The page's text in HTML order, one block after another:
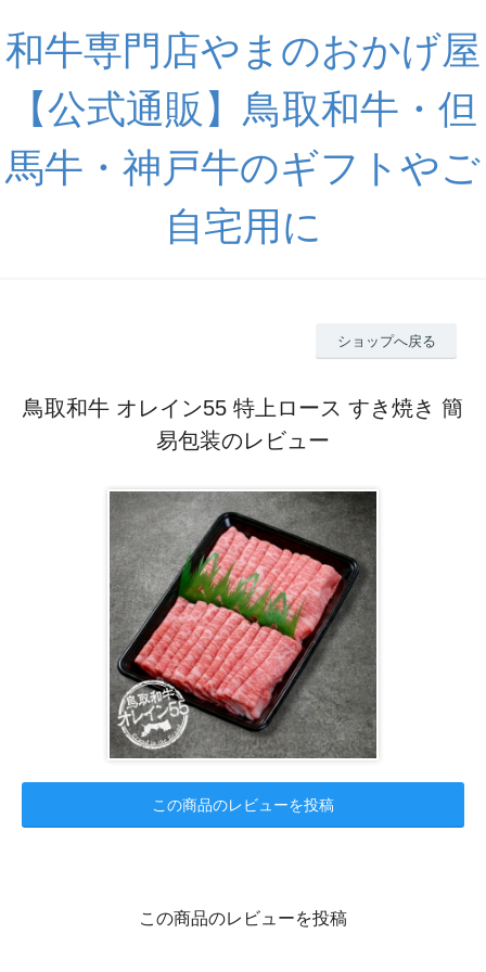
和牛専門店やまのおかげ屋
【公式通販】鳥取和牛・但
馬牛・神戸牛のギフトやご
自宅用に
ショップへ戻る
鳥取和牛 オレイン55 特上ロース すき焼き 簡
易包装のレビュー
この商品のレビューを投稿
この商品のレビューを投稿